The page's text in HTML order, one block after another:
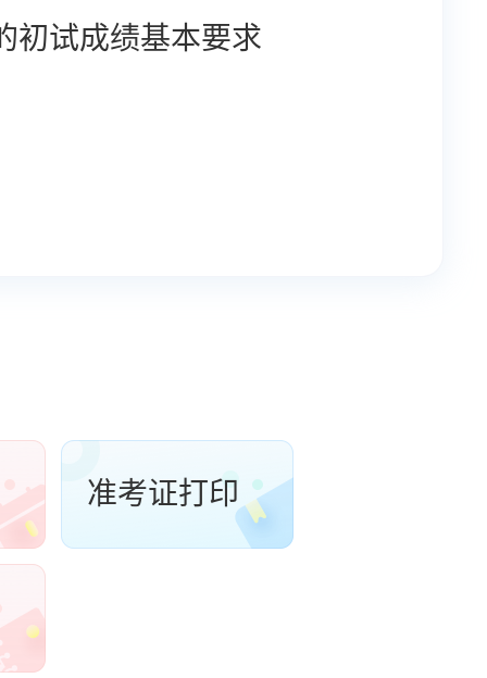
初试成绩基本要求
准考证打印